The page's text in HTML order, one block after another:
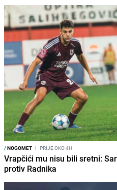
/NOGOMET I PRIJE OKO 4H
Vrapčići mu nisu bili sretni:
protiv Radnika